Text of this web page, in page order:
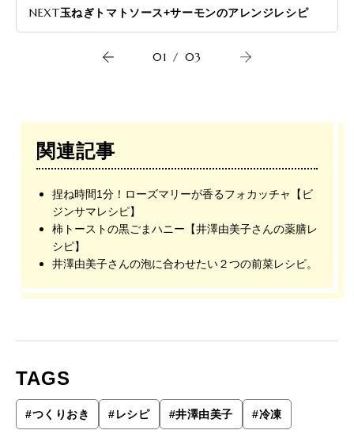
NEXT玉ねぎトマトソース+サーモンのアレンジレシピ
01 / 03
関連記事
捏ね時間1分！ローズマリーが香るフォカッチャ【ビ
ジンサマレシピ】
柿トーストの黒ごまハニー【井澤由美子さんの薬膳レ
シピ】
井澤由美子さんの泡に合わせたい２つの前菜レシピ。
TAGS
#つくりおき #レシピ #井澤由美子 #冷凍